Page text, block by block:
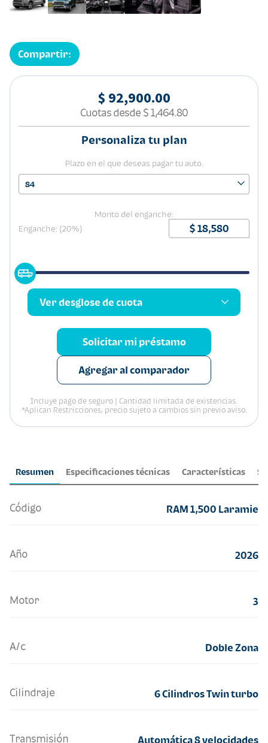
Resumen Especificaciones técnicas Características
Código RAM 1,500 Laramie
Año 2026
Motor 3
A/c Doble Zona
Cilindraje 6 Cilindros Twin turbo
Transmisión Automática 8 velocidades
Compartir:
$ 92,900.00
Cuotas desde $ 1,464.80
Personaliza tu plan
Plazo en el que deseas pagar tu auto.
84
Monto del enganche:
Enganche: (20%)
Ver desglose de cuota
Solicitar mi préstamo
Agregar al comparador
Incluye pago de seguro | Cantidad limitada de existencias.
*Aplican Restricciones, precio sujeto a cambios sin previo aviso.